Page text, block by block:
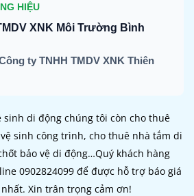
HIỆU
XNK Môi Trường Bình
ty TNHH TMDV XNK Thiên
sinh di động chúng tôi còn cho thuê
sinh công trình, cho thuê nhà tắm di
bảo vệ di động…Quý khách hàng
0902824099 để được hỗ trợ báo giá
Xin trân trọng cảm ơn!